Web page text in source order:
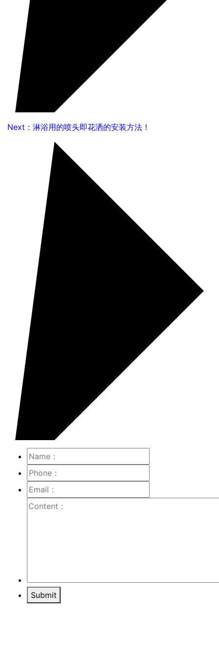
Next：淋浴用的喷头即花洒的安装方法！
Submit